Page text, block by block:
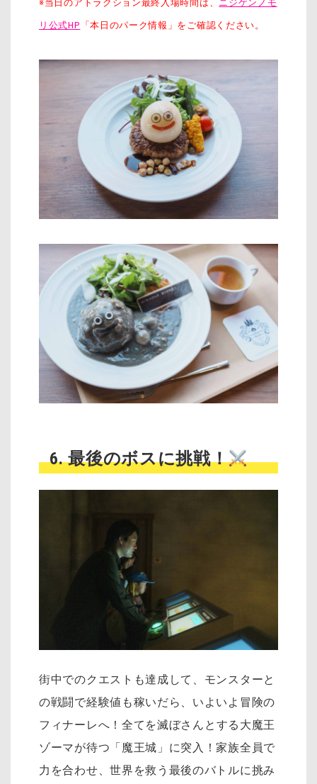
※当日のアトラクション最終入場時間は、 ニジゲンノモ
リ公式HP 「本日のパーク情報」をご確認ください。
6. 最後のボスに挑戦！
街中でのクエストも達成して、モンスターと
の戦闘で経験値も稼いだら、いよいよ冒険の
フィナーレへ！ 全てを滅ぼさんとする大魔王
ゾーマが待つ「魔王城」に突入！家族全員で
力を合わせ、世界を救う最後のバトルに挑み